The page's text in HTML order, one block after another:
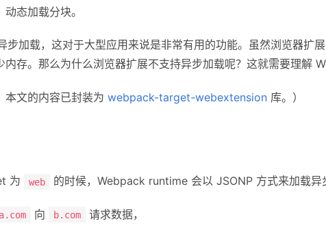
态加载分块。
步加载，这对于大型应用来说是非常有用的功能。虽然浏览器扩
存。那么为什么浏览器扩展不支持异步加载呢？这就需要理解
本文的内容已封装为 webpack-target-webextension库。）
为 web 的时候，Webpack runtime 会以 JSONP 方式来加载异
a.com 向 b.com 请求数据，